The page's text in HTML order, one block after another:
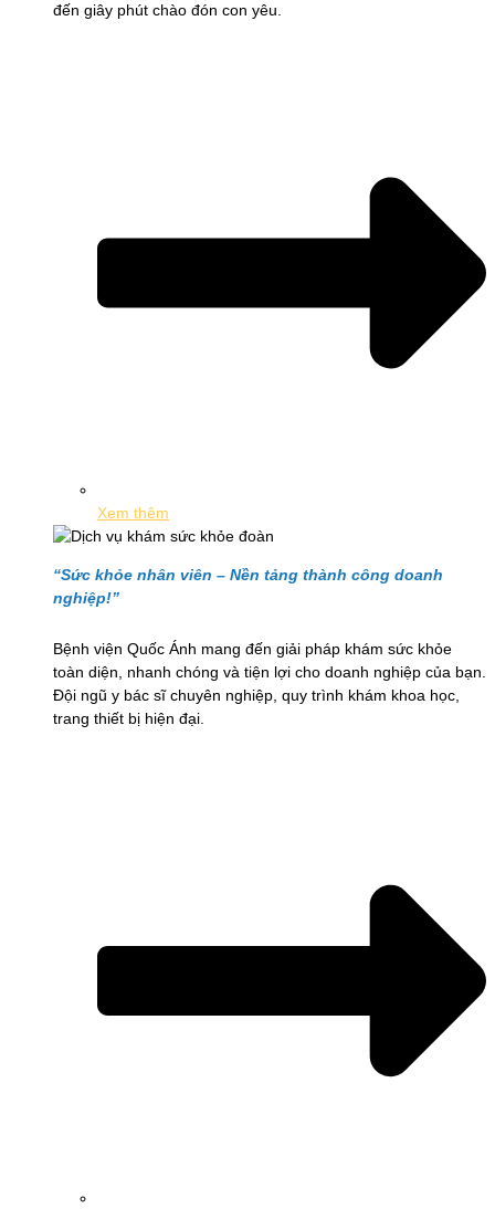
đến giây phút chào đón con yêu.
Xem thêm
“Sức khỏe nhân viên – Nền tảng thành công doanh
nghiệp!”
Bệnh viện Quốc Ánh mang đến giải pháp khám sức khỏe
toàn diện, nhanh chóng và tiện lợi cho doanh nghiệp của bạn.
Đội ngũ y bác sĩ chuyên nghiệp, quy trình khám khoa học,
trang thiết bị hiện đại.